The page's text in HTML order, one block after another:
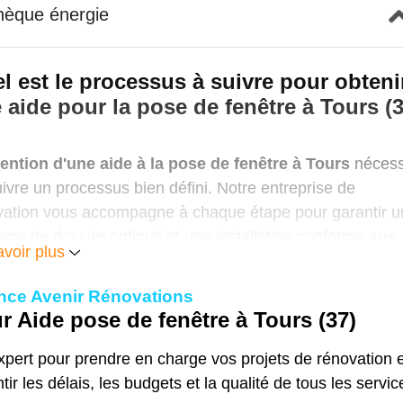
énergie
est le processus à suivre pour
aide pour la pose de fenêtre à Tours
d'une aide à la pose de fenêtre à Tours
un processus bien défini. Notre entreprise de
vous accompagne à chaque étape pour garantir
des dispositifs d'aides.
et définition du projet
définissons tout d'abord précisément vosbesoins en
de pose de fenêtres à Tours . Pour cela, notre
se déplace à votre domicile pour effectuer une étude
plus
Avenir Rénovations
Aide pose de fenêtre à Tours (37)
pour prendre en charge vos projets de rénovation
les délais, les budgets et la qualité de tous les